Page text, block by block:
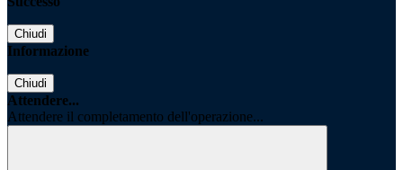
Chiudi
Informazione
Chiudi
Attendere...
Attendere il completamento dell'operazione...